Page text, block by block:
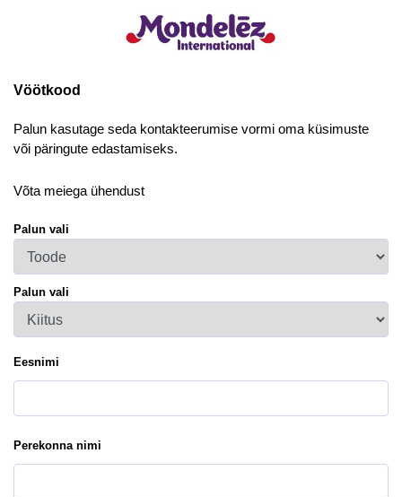
Vöötkood
Palun kasutage seda kontakteerumise vormi oma küsimuste
või päringute edastamiseks.
Võta meiega ühendust
Palun vali
Palun vali
Eesnimi
Perekonna nimi